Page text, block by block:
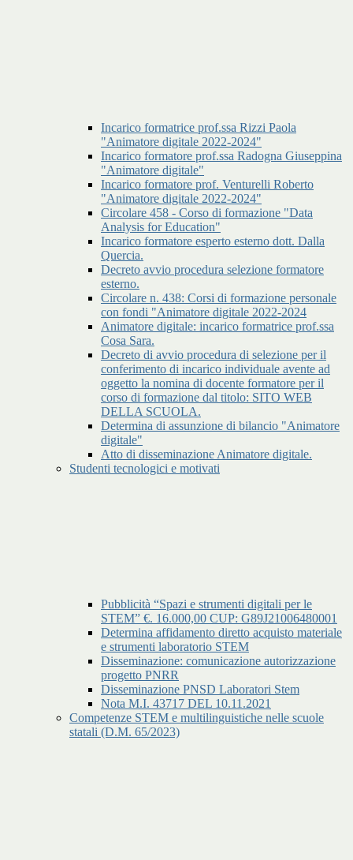
Incarico formatrice prof.ssa Rizzi Paola
"Animatore digitale 2022-2024"
Incarico formatore prof.ssa Radogna Giuseppina
"Animatore digitale"
Incarico formatore prof. Venturelli Roberto
"Animatore digitale 2022-2024"
Circolare 458 - Corso di formazione "Data
Analysis for Education"
Incarico formatore esperto esterno dott. Dalla
Quercia.
Decreto avvio procedura selezione formatore
esterno.
Circolare n. 438: Corsi di formazione personale
con fondi "Animatore digitale 2022-2024
Animatore digitale: incarico formatrice prof.ssa
Cosa Sara.
Decreto di avvio procedura di selezione per il
conferimento di incarico individuale avente ad
oggetto la nomina di docente formatore per il
corso di formazione dal titolo: SITO WEB
DELLA SCUOLA.
Determina di assunzione di bilancio "Animatore
digitale"
Atto di disseminazione Animatore digitale.
Studenti tecnologici e motivati
Pubblicità “Spazi e strumenti digitali per le
STEM” €. 16.000,00 CUP: G89J21006480001
Determina affidamento diretto acquisto materiale
e strumenti laboratorio STEM
Disseminazione: comunicazione autorizzazione
progetto PNRR
Disseminazione PNSD Laboratori Stem
Nota M.I. 43717 DEL 10.11.2021
Competenze STEM e multilinguistiche nelle scuole
statali (D.M. 65/2023)